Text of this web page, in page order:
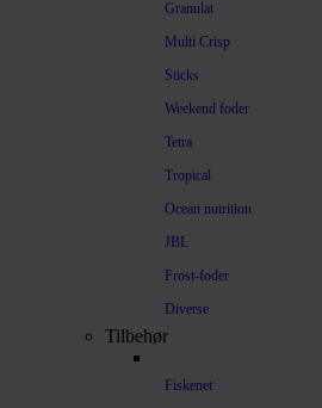
Granulat
Multi Crisp
Sticks
Weekend foder
Tetra
Tropical
Ocean nutrition
JBL
Frost-foder
Diverse
Tilbehør
Fiskenet